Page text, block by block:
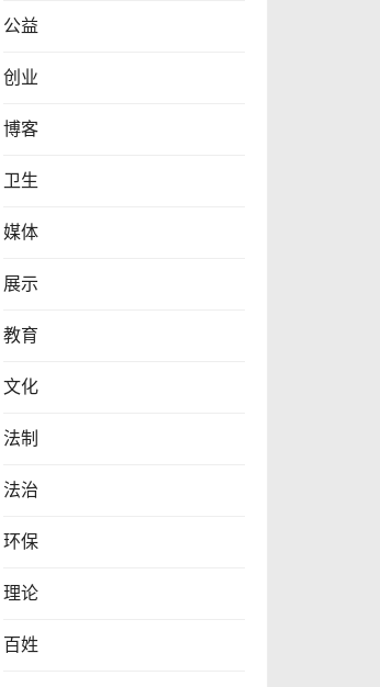
公益
创业
博客
卫生
媒体
展示
教育
文化
法制
法治
环保
理论
百姓